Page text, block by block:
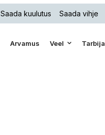
Saada kuulutus Saada vihje
Arvamus Veel Tarbija